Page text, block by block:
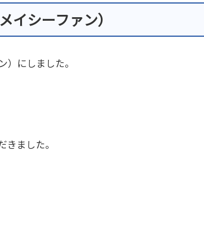
イシーファン）
にしました。
ました。